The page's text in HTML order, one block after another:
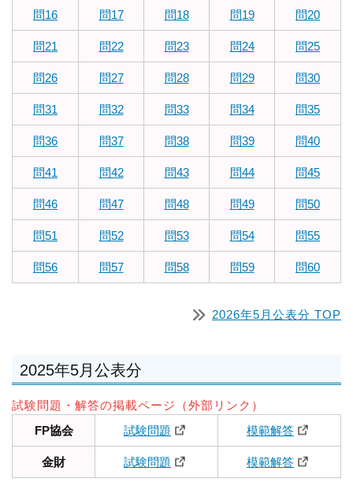
問16 問17 問18 問19 問20
問21 問22 問23 問24 問25
問26 問27 問28 問29 問30
問31 問32 問33 問34 問35
問36 問37 問38 問39 問40
問41 問42 問43 問44 問45
問46 問47 問48 問49 問50
問51 問52 問53 問54 問55
問56 問57 問58 問59 問60
2026年5月公表分 TOP
2025年5月公表分
試験問題・解答の掲載ページ（外部リンク）
FP協会
試験問題 模範解答
金財 試験問題 模範解答